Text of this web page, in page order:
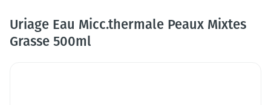
Uriage Eau Micc.thermale Peaux Mixtes
Grasse 500ml